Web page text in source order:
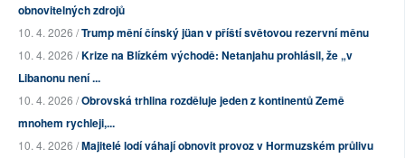
obnovitelných zdrojů
10. 4. 2026 /Trump mění čínský jüan v příští světovou rezervní měnu
10. 4. 2026 /Krize na Blízkém východě: Netanjahu prohlásil, že „v
Libanonu není ...
10. 4. 2026 /Obrovská trhlina rozděluje jeden z kontinentů Země
mnohem rychleji,...
10. 4. 2026 /Majitelé lodí váhají obnovit provoz v Hormuzském průlivu